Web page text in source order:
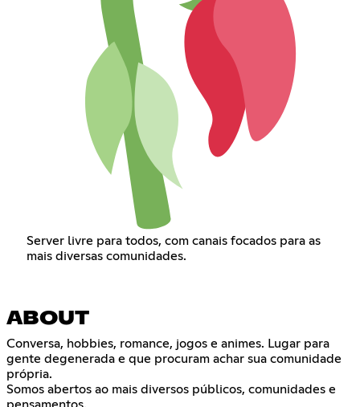
Server livre para todos, com canais focados para as
mais diversas comunidades.
ABOUT
Conversa, hobbies, romance, jogos e animes. Lugar para
gente degenerada e que procuram achar sua comunidade
própria.
Somos abertos ao mais diversos públicos, comunidades e